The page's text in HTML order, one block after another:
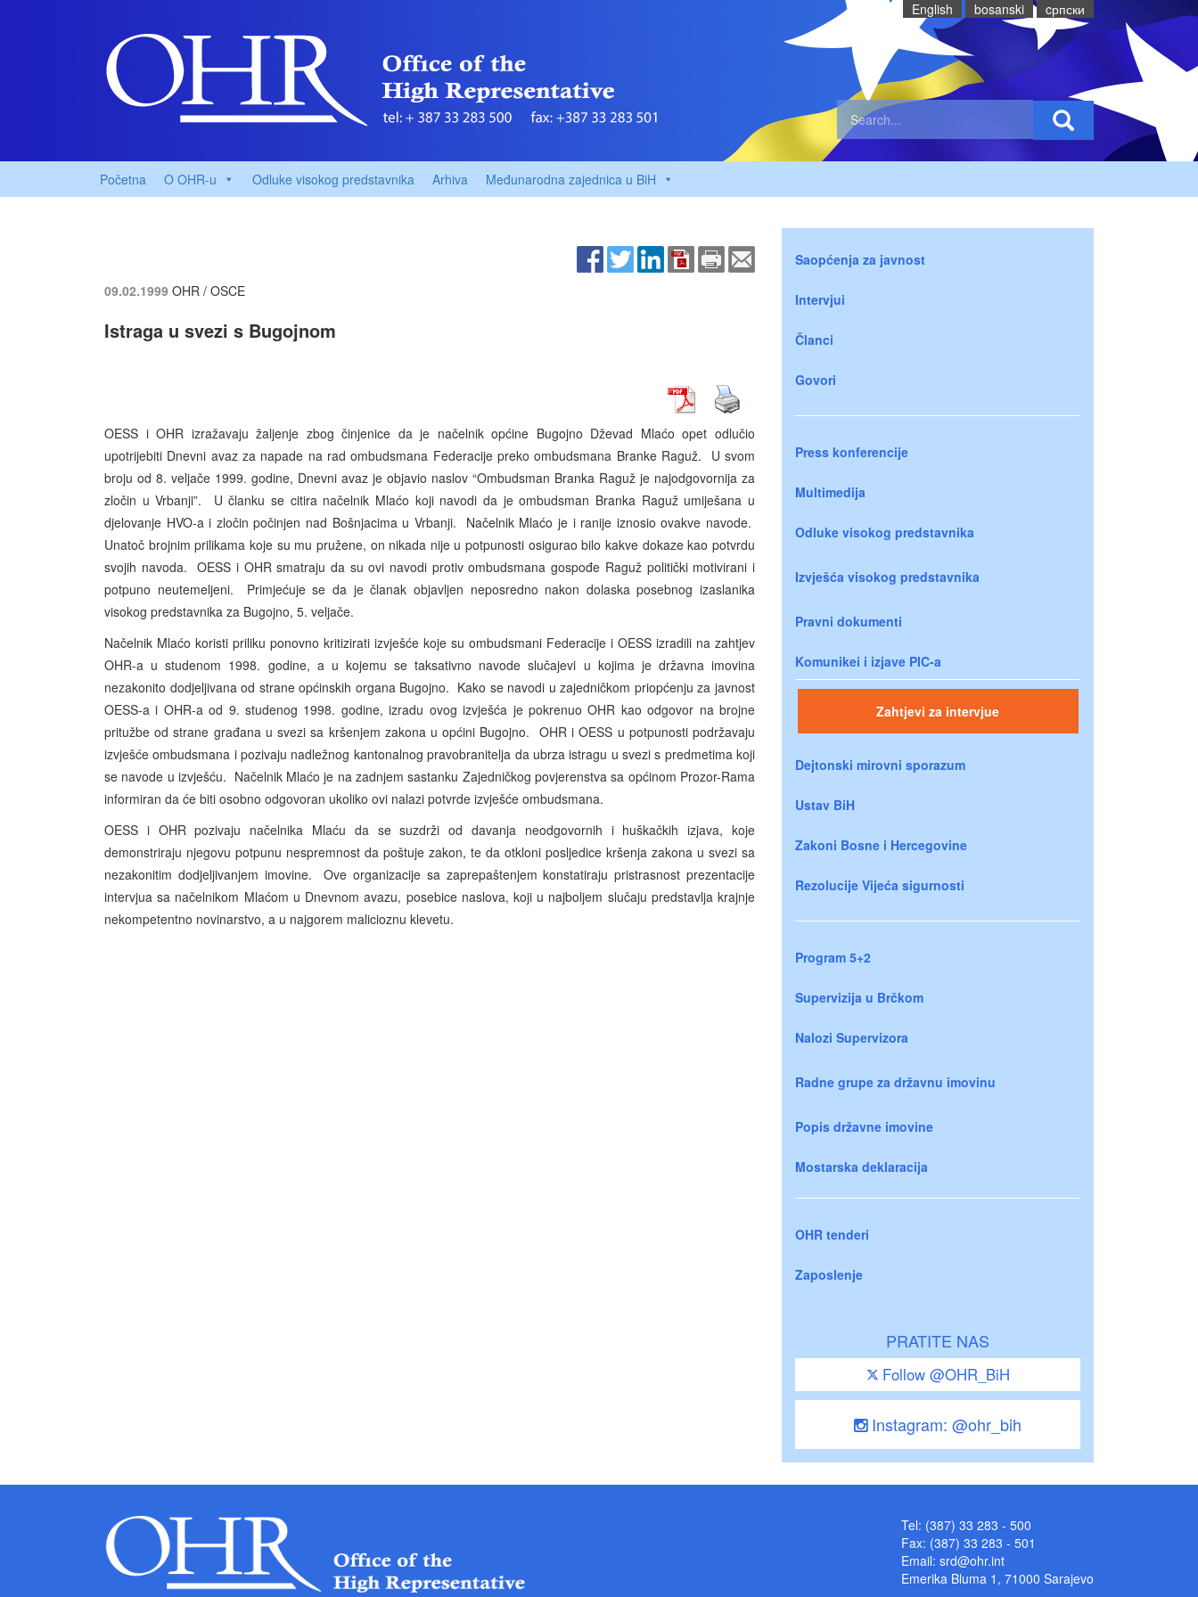
English bosanski cрпски
Početna O OHR-u Odluke visokog predstavnika Arhiva Međunarodna zajednica u BiH
09.02.1999 OHR / OSCE
Istraga u svezi s Bugojnom
OESS i OHR izražavaju žaljenje zbog činjenice da je načelnik općine Bugojno Dževad Mlaćo opet odlučio
upotrijebiti Dnevni avaz za napade na rad ombudsmana Federacije preko ombudsmana Branke Raguž. U svom
broju od 8. veljače 1999. godine, Dnevni avaz je objavio naslov “Ombudsman Branka Raguž je najodgovornija za
zločin u Vrbanji”. U članku se citira načelnik Mlaćo koji navodi da je ombudsman Branka Raguž umiješana u
djelovanje HVO-a i zločin počinjen nad Bošnjacima u Vrbanji. Načelnik Mlaćo je i ranije iznosio ovakve navode.
Unatoč brojnim prilikama koje su mu pružene, on nikada nije u potpunosti osigurao bilo kakve dokaze kao potvrdu
svojih navoda. OESS i OHR smatraju da su ovi navodi protiv ombudsmana gospođe Raguž politički motivirani i
potpuno neutemeljeni. Primjećuje se da je članak objavljen neposredno nakon dolaska posebnog izaslanika
visokog predstavnika za Bugojno, 5. veljače.
Načelnik Mlaćo koristi priliku ponovno kritizirati izvješće koje su ombudsmani Federacije i OESS izradili na zahtjev
OHR-a u studenom 1998. godine, a u kojemu se taksativno navode slučajevi u kojima je državna imovina
nezakonito dodjeljivana od strane općinskih organa Bugojno. Kako se navodi u zajedničkom priopćenju za javnost
OESS-a i OHR-a od 9. studenog 1998. godine, izradu ovog izvješća je pokrenuo OHR kao odgovor na brojne
pritužbe od strane građana u svezi sa kršenjem zakona u općini Bugojno. OHR i OESS u potpunosti podržavaju
izvješće ombudsmana i pozivaju nadležnog kantonalnog pravobranitelja da ubrza istragu u svezi s predmetima koji
se navode u izvješću. Načelnik Mlaćo je na zadnjem sastanku Zajedničkog povjerenstva sa općinom Prozor-Rama
informiran da će biti osobno odgovoran ukoliko ovi nalazi potvrde izvješće ombudsmana.
OESS i OHR pozivaju načelnika Mlaću da se suzdrži od davanja neodgovornih i huškačkih izjava, koje
demonstriraju njegovu potpunu nespremnost da poštuje zakon, te da otkloni posljedice kršenja zakona u svezi sa
nezakonitim dodjeljivanjem imovine. Ove organizacije sa zaprepaštenjem konstatiraju pristrasnost prezentacije
intervjua sa načelnikom Mlaćom u Dnevnom avazu, posebice naslova, koji u najboljem slučaju predstavlja krajnje
nekompetentno novinarstvo, a u najgorem malicioznu klevetu.
Saopćenja za javnost
Intervjui
Članci
Govori
Press konferencije
Multimedija
Odluke visokog predstavnika
Izvješća visokog predstavnika
Pravni dokumenti
Komunikei i izjave PIC-a
Zahtjevi za intervjue
Dejtonski mirovni sporazum
Ustav BiH
Zakoni Bosne i Hercegovine
Rezolucije Vijeća sigurnosti
Program 5+2
Supervizija u Brčkom
Nalozi Supervizora
Radne grupe za državnu imovinu
Popis državne imovine
Mostarska deklaracija
OHR tenderi
Zaposlenje
PRATITE NAS
Follow @OHR_BiH
Instagram: @ohr_bih
Tel: (387) 33 283 - 500
Fax: (387) 33 283 - 501
Email: srd@ohr.int
Emerika Bluma 1, 71000 Sarajevo